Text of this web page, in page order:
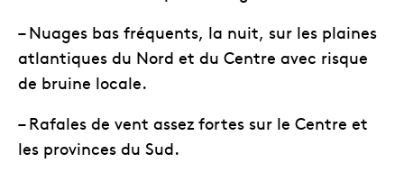
– Nuages bas fréquents, la nuit, sur les plaines
atlantiques du Nord et du Centre avec risque
de bruine locale.
– Rafales de vent assez fortes sur le Centre et
les provinces du Sud.